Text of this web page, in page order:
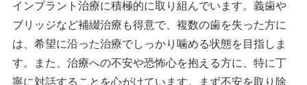
インプラント治療に積極的に取り組んでいます。義歯や
ブリッジなど補綴治療も得意で、複数の歯を失った方に
は、希望に沿った治療でしっかり噛める状態を目指しま
す。また、治療への不安や恐怖心を抱える方に、特に丁
寧に対話することを心がけています。まず不安を取り除